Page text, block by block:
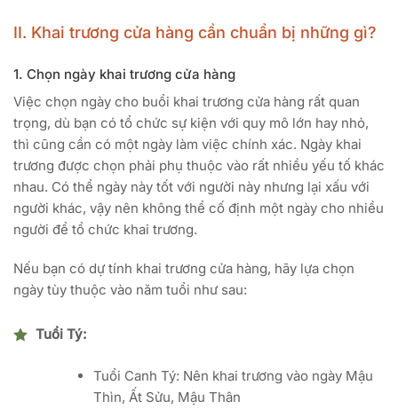
II. Khai trương cửa hàng cần chuẩn bị những gì?
1. Chọn ngày khai trương cửa hàng
Việc chọn ngày cho buổi khai trương cửa hàng rất quan
trọng, dù bạn có tổ chức sự kiện với quy mô lớn hay nhỏ,
thì cũng cần có một ngày làm việc chính xác. Ngày khai
trương được chọn phải phụ thuộc vào rất nhiều yếu tố khác
nhau. Có thể ngày này tốt với người này nhưng lại xấu với
người khác, vậy nên không thể cố định một ngày cho nhiều
người để tổ chức khai trương.
Nếu bạn có dự tính khai trương cửa hàng, hãy lựa chọn
ngày tùy thuộc vào năm tuổi như sau:
Tuổi Tý:
Tuổi Canh Tý: Nên khai trương vào ngày Mậu
Thìn, Ất Sửu, Mậu Thân